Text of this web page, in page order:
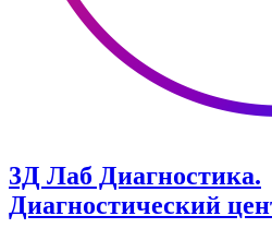
3Д Лаб Диагностика.
Диагностический